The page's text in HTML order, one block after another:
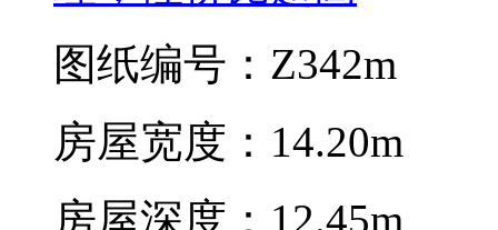
图纸编号：Z342m
房屋宽度：14.20m
房屋深度：12.45m